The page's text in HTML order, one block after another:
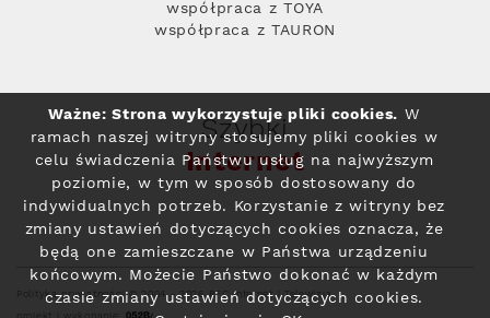
współpraca z TOYA
współpraca z TAURON
Szybki
Internet
Polityka prywatności© 2004 - 2026 RFC Internet i Telewizja
Ważne: Strona wykorzystuje pliki cookies. W
ramach naszej witryny stosujemy pliki cookies w
celu świadczenia Państwu usług na najwyższym
poziomie, w tym w sposób dostosowany do
indywidualnych potrzeb. Korzystanie z witryny bez
zmiany ustawień dotyczących cookies oznacza, że
będą one zamieszczane w Państwa urządzeniu
końcowym. Możecie Państwo dokonać w każdym
czasie zmiany ustawień dotyczących cookies.